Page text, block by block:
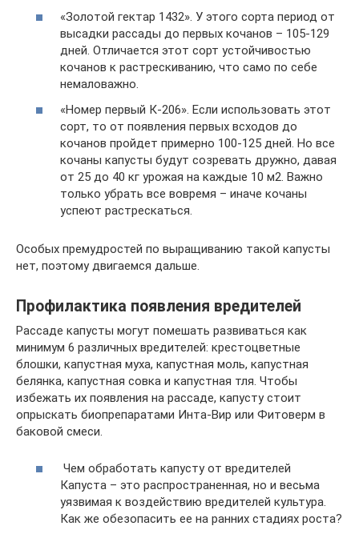
«Золотой гектар 1432». У этого сорта период от
высадки рассады до первых кочанов – 105-129
дней. Отличается этот сорт устойчивостью
кочанов к растрескиванию, что само по себе
немаловажно.
«Номер первый К-206». Если использовать этот
сорт, то от появления первых всходов до
кочанов пройдет примерно 100-125 дней. Но все
кочаны капусты будут созревать дружно, давая
от 25 до 40 кг урожая на каждые 10 м2. Важно
только убрать все вовремя – иначе кочаны
успеют растрескаться.
Особых премудростей по выращиванию такой капусты
нет, поэтому двигаемся дальше.
Профилактика появления вредителей
Рассаде капусты могут помешать развиваться как
минимум 6 различных вредителей: крестоцветные
блошки, капустная муха, капустная моль, капустная
белянка, капустная совка и капустная тля. Чтобы
избежать их появления на рассаде, капусту стоит
опрыскать биопрепаратами Инта-Вир или Фитоверм в
баковой смеси.
Чем обработать капусту от вредителей
Капуста – это распространенная, но и весьма
уязвимая к воздействию вредителей культура.
Как же обезопасить ее на ранних стадиях роста?